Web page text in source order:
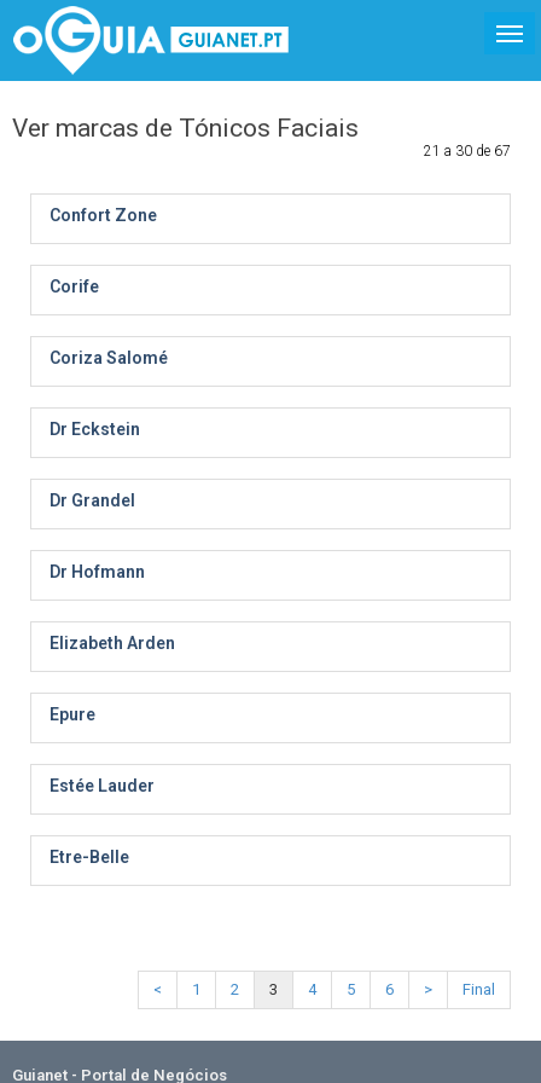
Ver marcas de Tónicos Faciais
21 a 30 de 67
Confort Zone
Corife
Coriza Salomé
Dr Eckstein
Dr Grandel
Dr Hofmann
Elizabeth Arden
Epure
Estée Lauder
Etre-Belle
< 1 2 3 4 5 6 > Final
Guianet - Portal de Negócios